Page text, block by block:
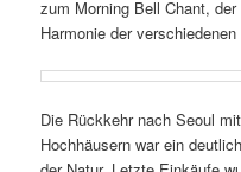
zum Morning Bell Chant,
Harmonie der
Die Rückkehr nach Seoul
Hochhäusern war ein